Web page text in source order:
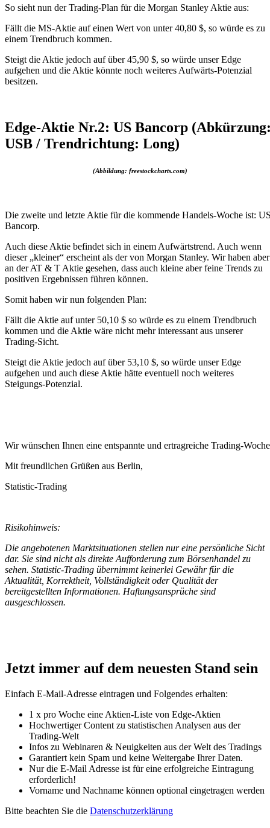
So sieht nun der Trading-Plan für die Morgan Stanley Aktie aus:
Fällt die MS-Aktie auf einen Wert von unter 40,80 $, so würde es zu
einem Trendbruch kommen.
Steigt die Aktie jedoch auf über 45,90 $, so würde unser Edge
aufgehen und die Aktie könnte noch weiteres Aufwärts-Potenzial
besitzen.
Edge-Aktie Nr.2: US Bancorp
USB / Trendrichtung: Long)
(Abbildung: freestockcharts.com)
Die zweite und letzte Aktie für die kommende Handels-Woche ist:
Bancorp.
Auch diese Aktie befindet sich in einem Aufwärtstrend. Auch wenn
dieser „kleiner“ erscheint als der von Morgan Stanley. Wir haben aber
an der AT & T Aktie gesehen, dass auch kleine aber feine Trends zu
positiven Ergebnissen führen können.
Somit haben wir nun folgenden Plan:
Fällt die Aktie auf unter 50,10 $ so würde es zu einem Trendbruch
kommen und die Aktie wäre nicht mehr interessant aus unserer
Trading-Sicht.
Steigt die Aktie jedoch auf über 53,10 $, so würde unser Edge
aufgehen und auch diese Aktie hätte eventuell noch weiteres
Steigungs-Potenzial.
Wir wünschen Ihnen eine entspannte und ertragreiche Trading-
Mit freundlichen Grüßen aus Berlin,
Statistic-Trading
Risikohinweis:
Die angebotenen Marktsituationen stellen nur eine persönliche Sicht
dar. Sie sind nicht als direkte Aufforderung zum Börsenhandel zu
sehen. Statistic-Trading übernimmt keinerlei Gewähr für die
Aktualität, Korrektheit, Vollständigkeit oder Qualität der
bereitgestellten Informationen. Haftungsansprüche sind
ausgeschlossen.
Jetzt immer auf dem neuesten Stand sein
Einfach E-Mail-Adresse eintragen und Folgendes erhalten:
1 x pro Woche eine Aktien-Liste von Edge-Aktien
Hochwertiger Content zu statistischen Analysen aus der
Trading-Welt
Infos zu Webinaren & Neuigkeiten aus der Welt des Tradings
Garantiert kein Spam und keine Weitergabe Ihrer Daten.
Nur die E-Mail Adresse ist für eine erfolgreiche Eintragung
erforderlich!
Vorname und Nachname können optional eingetragen werden
Bitte beachten Sie die Datenschutzerklärung